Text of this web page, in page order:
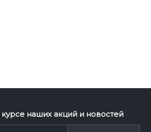
курсе наших акций и новостей